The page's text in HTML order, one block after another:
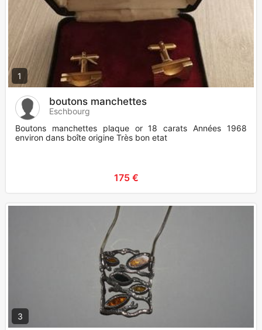
1
boutons manchettes
Eschbourg
Boutons manchettes plaque or 18 carats Années 1968
environ dans boîte origine Très bon etat
175 €
3